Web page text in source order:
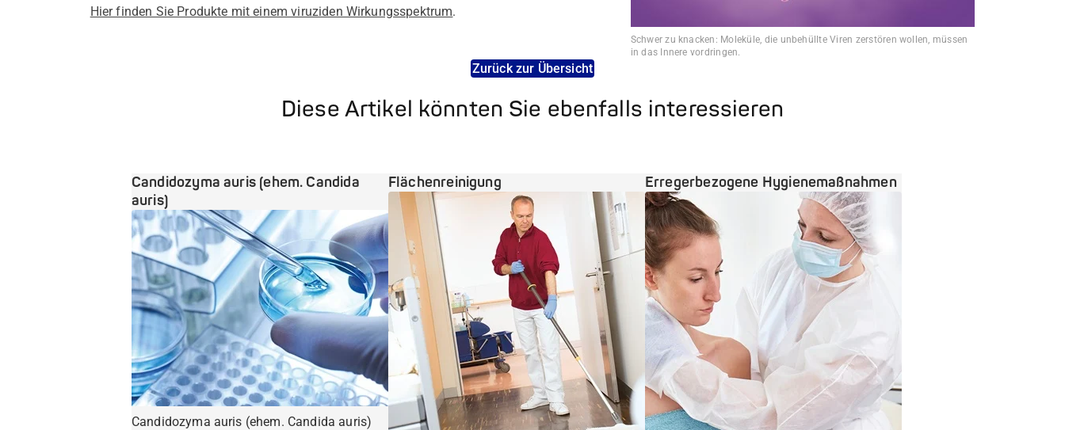
Hier finden Sie Produkte mit einem viruziden Wirkungsspektrum.
Schwer zu knacken: Moleküle, die unbehüllte Viren zerstören wollen, müssen
in das Innere vordringen.
Zurück zur Übersicht
Diese Artikel könnten Sie ebenfalls interessieren
Candidozyma auris (ehem. Candida
auris)
Candidozyma auris (ehem. Candida auris)
Flächenreinigung Erregerbezogene Hygienemaßnahmen